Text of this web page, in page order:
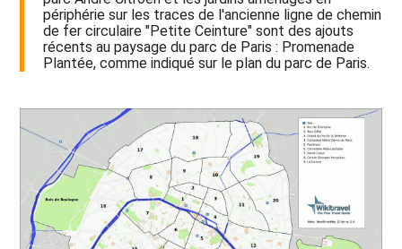
périphérie sur les traces de l'ancienne ligne de chemin
de fer circulaire "Petite Ceinture" sont des ajouts
récents au paysage du parc de Paris : Promenade
Plantée, comme indiqué sur le plan du parc de Paris.